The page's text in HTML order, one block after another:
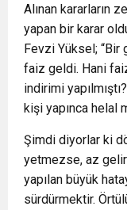
Alınan kararların
yapan bir karar
Fevzi Yüksel; “Bir
faiz geldi. Hani
indirimi
kişi yapınca helal
Şimdi diyorlar ki
yetmezse, az
yapılan büyük
sürdürmektir.